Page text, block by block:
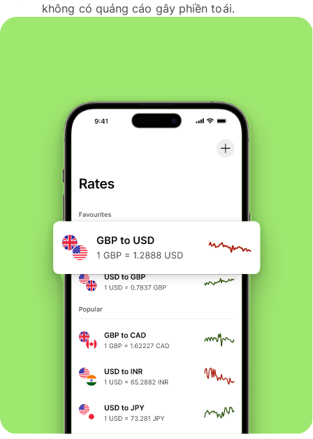
không có quảng cáo gây phiền toái.